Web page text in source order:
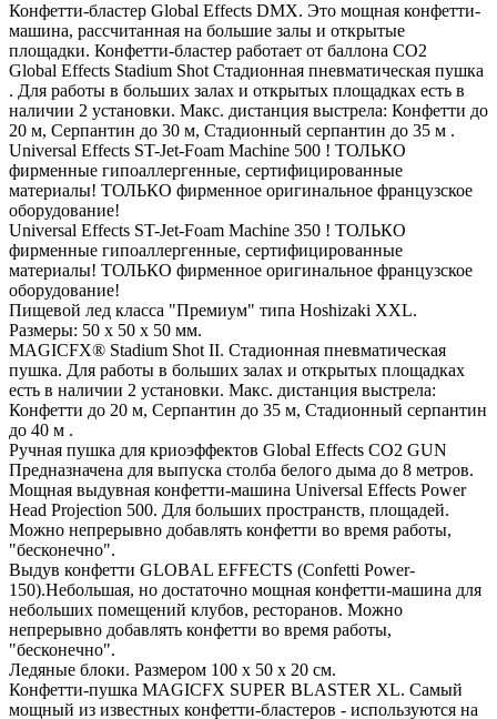
Конфетти-бластер Global Effects DMX. Это мощная конфетти-
машина, рассчитанная на большие залы и открытые
площадки. Конфетти-бластер работает от баллона СО2
Global Effects Stadium Shot Стадионная пневматическая пушка
. Для работы в больших залах и открытых площадках есть в
наличии 2 установки. Макс. дистанция выстрела: Конфетти до
20 м, Серпантин до 30 м, Стадионный серпантин до 35 м .
Universal Effects ST-Jet-Foam Machine 500 ! ТОЛЬКО
фирменные гипоаллергенные, сертифицированные
материалы! ТОЛЬКО фирменное оригинальное французское
оборудование!
Universal Effects ST-Jet-Foam Machine 350 ! ТОЛЬКО
фирменные гипоаллергенные, сертифицированные
материалы! ТОЛЬКО фирменное оригинальное французское
оборудование!
Пищевой лед класса "Премиум" типа Hoshizaki XXL.
Размеры: 50 х 50 х 50 мм.
MAGICFX® Stadium Shot II. Стадионная пневматическая
пушка. Для работы в больших залах и открытых площадках
есть в наличии 2 установки. Макс. дистанция выстрела:
Конфетти до 20 м, Серпантин до 35 м, Стадионный серпантин
до 40 м .
Ручная пушка для криоэффектов Global Effects CO2 GUN
Предназначена для выпуска столба белого дыма до 8 метров.
Мощная выдувная конфетти-машина Universal Effects Power
Head Projection 500. Для больших пространств, площадей.
Можно непрерывно добавлять конфетти во время работы,
"бесконечно".
Выдув конфетти GLOBAL EFFECTS (Confetti Power-
150).Небольшая, но достаточно мощная конфетти-машина для
небольших помещений клубов, ресторанов. Можно
непрерывно добавлять конфетти во время работы,
"бесконечно".
Ледяные блоки. Размером 100 х 50 х 20 см.
Конфетти-пушка MAGICFX SUPER BLASTER XL. Самый
мощный из известных конфетти-бластеров - используются на